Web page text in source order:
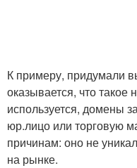
К примеру, придумали
оказывается, что такое
используется, домены
юр.лицо или торговую
причинам: оно не
на рынке.